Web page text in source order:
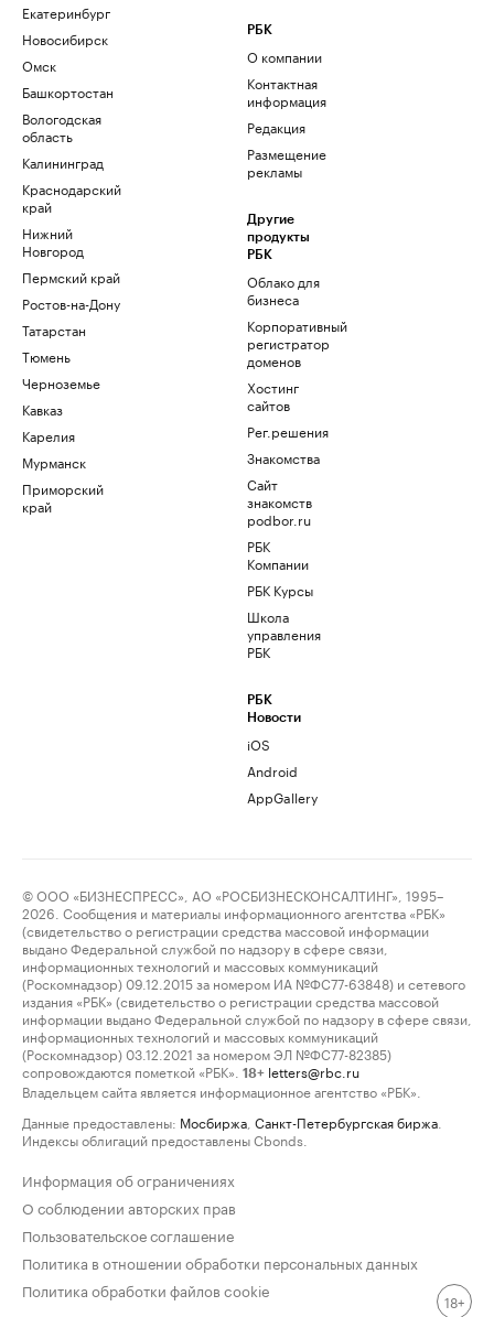
Екатеринбург
Новосибирск
Омск
Башкортостан
Вологодская
область
Калининград
Краснодарский
край
Нижний
Новгород
Пермский край
Ростов-на-Дону
Татарстан
Тюмень
Черноземье
Кавказ
Карелия
Мурманск
Приморский
край
РБК
О компании
Контактная
информация
Редакция
Размещение
рекламы
Другие
продукты
РБК
Облако для
бизнеса
Корпоративный
регистратор
доменов
Хостинг
сайтов
Рег.решения
Знакомства
Сайт
знакомств
podbor.ru
РБК
Компании
РБК Курсы
Школа
управления
РБК
РБК
Новости
iOS
Android
AppGallery
© ООО «БИЗНЕСПРЕСС», АО «РОСБИЗНЕСКОНСАЛТИНГ», 1995–
2026. Сообщения и материалы информационного агентства «РБК»
(свидетельство о регистрации средства массовой информации
выдано Федеральной службой по надзору в сфере связи,
информационных технологий и массовых коммуникаций
(Роскомнадзор) 09.12.2015 за номером ИА №ФС77-63848) и сетевого
издания «РБК» (свидетельство о регистрации средства массовой
информации выдано Федеральной службой по надзору в сфере связи,
информационных технологий и массовых коммуникаций
(Роскомнадзор) 03.12.2021 за номером ЭЛ №ФС77-82385)
сопровождаются пометкой «РБК».
18+ letters@rbc.ru
Владельцем сайта является информационное агентство «РБК».
Данные предоставлены: Мосбиржа Санкт-Петербургская биржа
Индексы облигаций предоставлены Cbonds.
Информация об ограничениях
О соблюдении авторских прав
Пользовательское соглашение
Политика в отношении обработки персональных данных
Политика обработки файлов cookie
18+